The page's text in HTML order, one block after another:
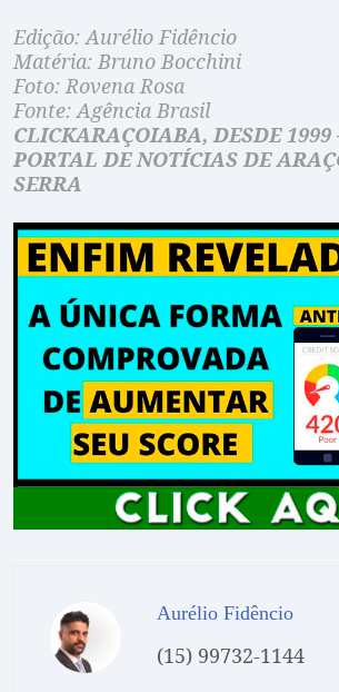
Edição: Aurélio Fidêncio
Matéria: Bruno Bocchini
Foto: Rovena Rosa
Fonte: Agência Brasil
CLICKARAÇOIABA, DESDE 1999
PORTAL DE NOTÍCIAS DE
SERRA
Aurélio Fidêncio
(15) 99732-1144